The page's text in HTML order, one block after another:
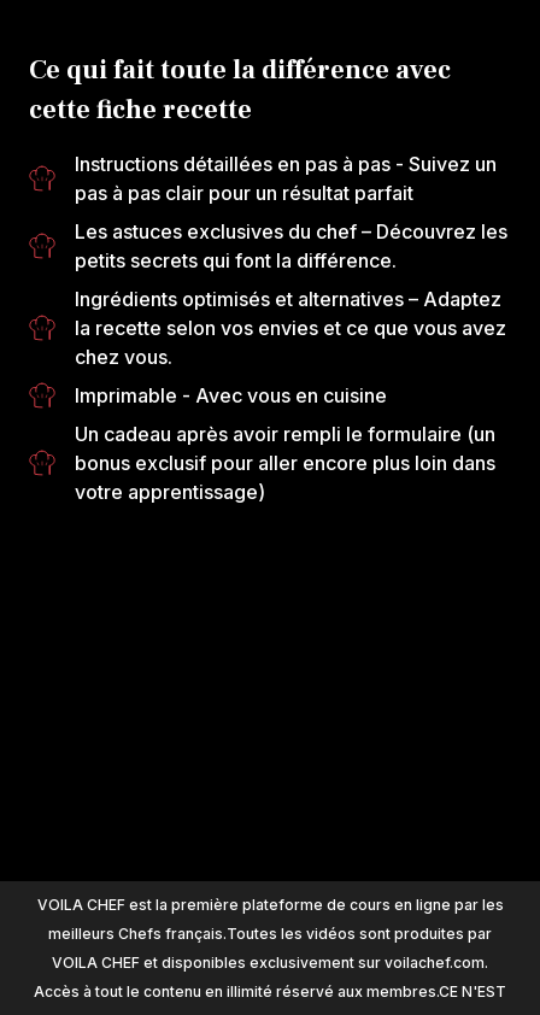
Ce qui fait toute la différence avec
cette fiche recette
Instructions détaillées en pas à pas - Suivez un
pas à pas clair pour un résultat parfait
Les astuces exclusives du chef – Découvrez les
petits secrets qui font la différence.
Ingrédients optimisés et alternatives – Adaptez
la recette selon vos envies et ce que vous avez
chez vous.
Imprimable - Avec vous en cuisine
Un cadeau après avoir rempli le formulaire (un
bonus exclusif pour aller encore plus loin dans
votre apprentissage)
VOILA CHEF est la première plateforme de cours en ligne par les
meilleurs Chefs français.Toutes les vidéos sont produites par
VOILA CHEF et disponibles exclusivement sur voilachef.com.
Accès à tout le contenu en illimité réservé aux membres.CE N'EST